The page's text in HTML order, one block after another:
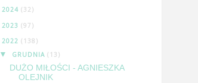
2024 (32)
2023 (97)
2022 (138)
▼ GRUDNIA (13)
DUŻO MIŁOŚCI - AGNIESZKA
OLEJNIK